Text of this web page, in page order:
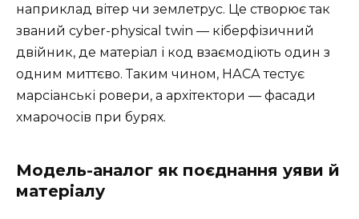
наприклад вітер чи землетрус. Це створює так
званий cyber-physical twin — кіберфізичний
двійник, де матеріал і код взаємодіють один з
одним миттєво. Таким чином, НАСА тестує
марсіанські ровери, а архітектори — фасади
хмарочосів при бурях.
Модель-аналог як поєднання уяви й
матеріалу